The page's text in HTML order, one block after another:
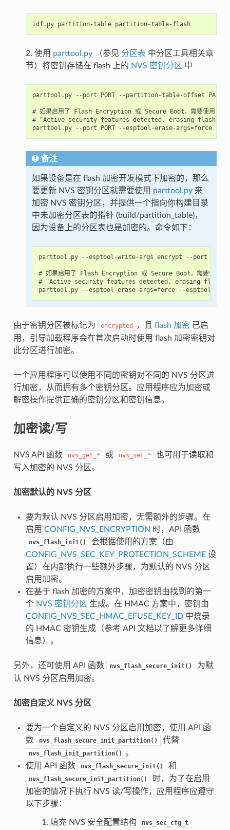
idf.py partition-table partition-table-flash
2. 使用 parttool.py（参见 分区表 中分区工具相关章
节）将密钥存储在 flash 上的 NVS 密钥分区 中
parttool.py --port PORT --partition-table-offset
# 如果启用了 Flash Encryption 或 Secure Boot，需要使用
# "Active security features detected, erasing flash
备注
如果设备是在 flash 加密开发模式下加密的，那么
要更新 NVS 密钥分区就需要使用 parttool.py 来
加密 NVS 密钥分区，并提供一个指向你构建目录
中未加密分区表的指针 (build/partition_table)，
因为设备上的分区表也是加密的。命令如下：
parttool.py --esptool-write-args encrypt --port PORT --
# 如果启用了 Flash Encryption 或 Secure Boot，需要使
# "Active security features detected, erasing flash
由于密钥分区被标记为 encrypted ，且 flash 加密 已启
用，引导加载程序会在首次启动时使用 flash 加密密钥对
此分区进行加密。
一个应用程序可以使用不同的密钥对不同的 NVS 分区进
行加密，从而拥有多个密钥分区。应用程序应为加密或
解密操作提供正确的密钥分区和密钥信息。
加密读/写
NVS API 函数 nvs_get_* 或 nvs_set_*
也可用于读取和
写入加密的 NVS 分区。
加密默认的 NVS 分区
要为默认 NVS 分区启用加密，无需额外的步骤。在
启用 CONFIG_NVS_ENCRYPTION 时，API 函数
nvs_flash_init()
会根据使用的方案（由
CONFIG_NVS_SEC_KEY_PROTECTION_SCHEME设
置）在内部执行一些额外步骤，为默认的 NVS 分区
启用加密。
在基于 flash 加密的方案中，加密密钥由找到的第一
个 NVS 密钥分区 生成。在 HMAC 方案中，密钥由
CONFIG_NVS_SEC_HMAC_EFUSE_KEY_ID中烧录
的 HMAC 密钥生成（参考 API 文档以了解更多详细
信息）。
另外，还可使用 API 函数 nvs_flash_secure_init()
为默
认 NVS 分区启用加密。
加密自定义 NVS 分区
要为一个自定义的 NVS 分区启用加密，使用 API 函
数
nvs_flash_secure_init_partition() 代替
nvs_flash_init_partition() 。
使用 API 函数
nvs_flash_secure_init() 和
nvs_flash_secure_init_partition()
时，为了在启用
加密的情况下执行 NVS 读/写操作，应用程序应遵守
以下步骤：
填充 NVS 安全配置结构 nvs_sec_cfg_t